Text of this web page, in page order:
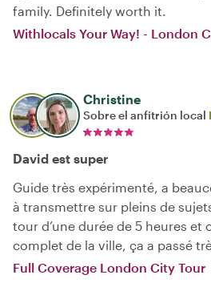
family. Definitely worth it.
Withlocals Your Way! - London
Christine
Sobre el anfitrión local
David est super
Guide très expérimenté, a
à transmettre sur pleins de
tour d’une durée de 5 heures et
complet de la ville, ça a passé
Full Coverage London City Tour